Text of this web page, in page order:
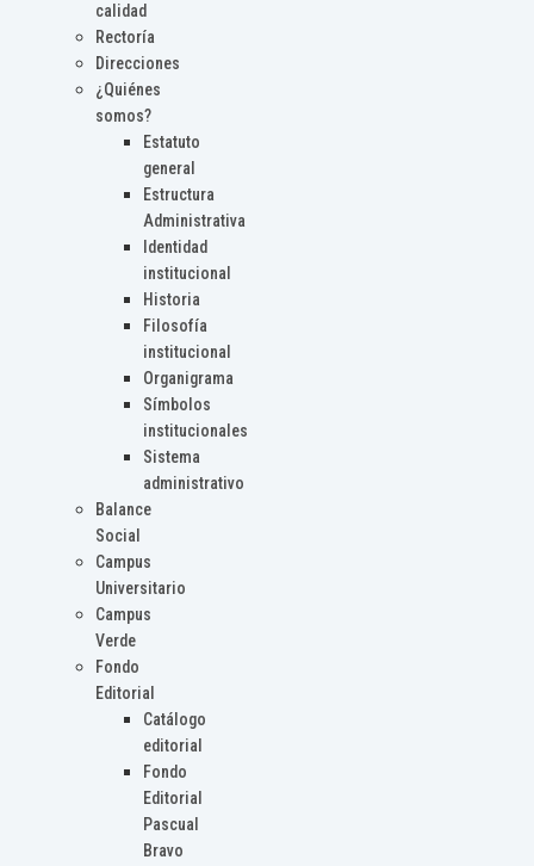
calidad
Rectoría
Direcciones
¿Quiénes
somos?
Estatuto
general
Estructura
Administrativa
Identidad
institucional
Historia
Filosofía
institucional
Organigrama
Símbolos
institucionales
Sistema
administrativo
Balance
Social
Campus
Universitario
Campus
Verde
Fondo
Editorial
Catálogo
editorial
Fondo
Editorial
Pascual
Bravo